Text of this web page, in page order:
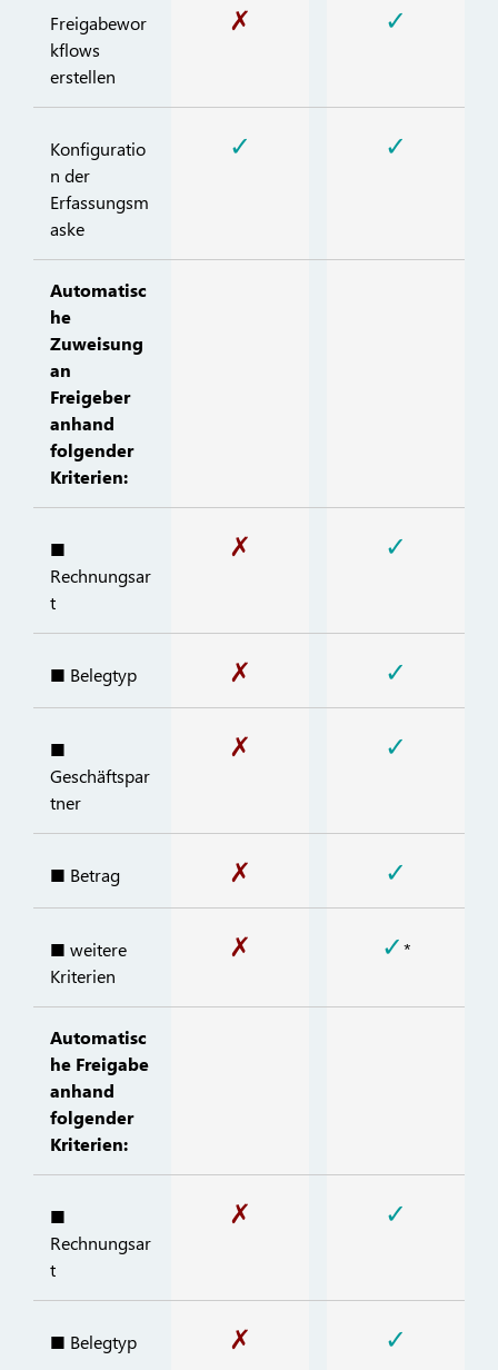
Freigabewor
kflows
erstellen
✗ ✓
Konfiguratio
n der
Erfassungsm
aske
✓ ✓
Automatisc
he
Zuweisung
an
Freigeber
anhand
folgender
Kriterien:
■
Rechnungsar
t
✗ ✓
■ Belegtyp ✗ ✓
■
Geschäftspar
tner
✗ ✓
■ Betrag ✗ ✓
■ weitere
Kriterien
✗ ✓*
Automatisc
he Freigabe
anhand
folgender
Kriterien:
■
Rechnungsar
t
✗ ✓
■ Belegtyp ✗ ✓